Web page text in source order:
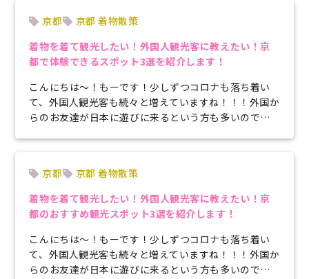
京都
京都 着物散策
着物を着て観光したい！外国人観光客に教えたい！京
都で体験できるスポット3選を紹介します！
こんにちは～！もーです！少しずつコロナも落ち着い
て、外国人観光客も続々と増えていますね！！！外国か
らのお友達が日本に遊びに来るという方も多いのでは
京都
京都 着物散策
着物を着て観光したい！外国人観光客に教えたい！京
都のおすすめ観光スポット3選を紹介します！
こんにちは～！もーです！少しずつコロナも落ち着い
て、外国人観光客も続々と増えていますね！！！外国か
らのお友達が日本に遊びに来るという方も多いのでは